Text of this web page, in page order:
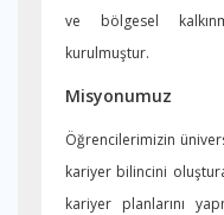
ve bölgesel
kurulmuştur.
Misyonumuz
Öğrencilerimizin
kariyer bilincini
kariyer planlarını